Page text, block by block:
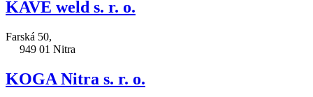
KAVE weld s. r. o.
Farská 50,
949 01 Nitra
KOGA Nitra s. r. o.